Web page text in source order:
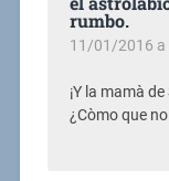
rumbo.
11/01/2016 a
¡Y la mamà
¿Còmo que